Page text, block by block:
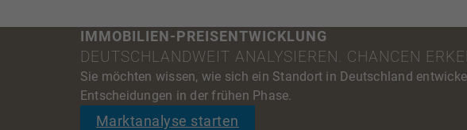
IMMOBILIEN-PREISENTWICKLUNG
DEUTSCHLANDWEIT ANALYSIEREN. CHANCEN
Sie möchten wissen, wie sich ein Standort in Deutschland
Entscheidungen in der frühen Phase.
Marktanalyse starten